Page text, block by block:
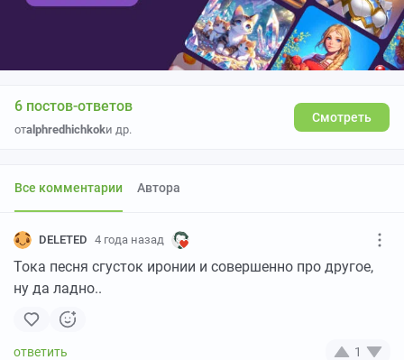
6 постов-ответов
отalphredhichkokи др.
Смотреть
Все комментарии Автора
DELETED 4 года назад
Тока песня сгусток иронии и совершенно про другое,
ну да ладно..
1